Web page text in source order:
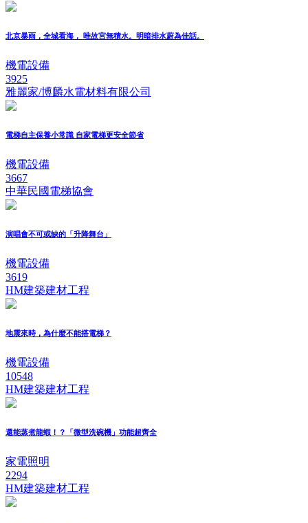
北京暴雨，全城看海， 唯故宮無積水。明暗排水蔚為佳話。
機電設備
3925
雅麗家/博麟水電材料有限公司
電梯自主保養小常識 自家電梯更安全節省
機電設備
3667
中華民國電梯協會
演唱會不可或缺的「升降舞台」
機電設備
3619
HM建築建材工程
地震來時，為什麼不能搭電梯？
機電設備
10548
HM建築建材工程
還能蒸煮龍蝦！？「微型洗碗機」功能超齊全
家電照明
2294
HM建築建材工程